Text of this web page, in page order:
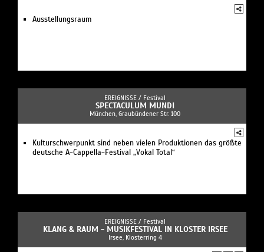
Ausstellungsraum
EREIGNISSE / Festival
SPECTACULUM MUNDI
München, Graubündener Str. 100
Kulturschwerpunkt sind neben vielen Produktionen das größte
deutsche A-Cappella-Festival „Vokal Total“
EREIGNISSE / Festival
KLANG & RAUM - MUSIKFESTIVAL IN KLOSTER IRSEE
Irsee, Klosterring 4